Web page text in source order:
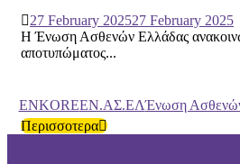
27 February 202527 February 2025
Η Ένωση Ασθενών Ελλάδας
αποτυπώματος...
ENKOREΕΝ.ΑΣ.ΕΛΈνωση
Περισσοτερα